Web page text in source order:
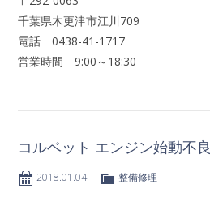
千葉県木更津市江川709
電話 0438-41-1717
営業時間 9:00～18:30
コルベット エンジン始動不良
2018.01.04 整備修理